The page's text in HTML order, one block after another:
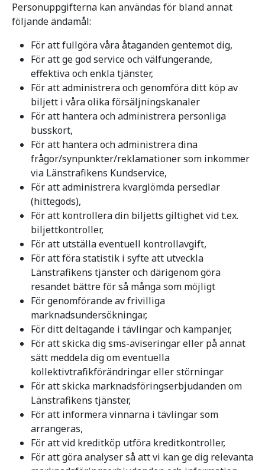
Personuppgifterna kan användas för bland annat
följande ändamål:
För att fullgöra våra åtaganden gentemot dig,
För att ge god service och välfungerande,
effektiva och enkla tjänster,
För att administrera och genomföra ditt köp av
biljett i våra olika försäljningskanaler
För att hantera och administrera personliga
busskort,
För att hantera och administrera dina
frågor/synpunkter/reklamationer som inkommer
via Länstrafikens Kundservice,
För att administrera kvarglömda persedlar
(hittegods),
För att kontrollera din biljetts giltighet vid t.ex.
biljettkontroller,
För att utställa eventuell kontrollavgift,
För att föra statistik i syfte att utveckla
Länstrafikens tjänster och därigenom göra
resandet bättre för så många som möjligt
För genomförande av frivilliga
marknadsundersökningar,
För ditt deltagande i tävlingar och kampanjer,
För att skicka dig sms-aviseringar eller på annat
sätt meddela dig om eventuella
kollektivtrafikförändringar eller störningar
För att skicka marknadsföringserbjudanden om
Länstrafikens tjänster,
För att informera vinnarna i tävlingar som
arrangeras,
För att vid kreditköp utföra kreditkontroller,
För att göra analyser så att vi kan ge dig relevanta